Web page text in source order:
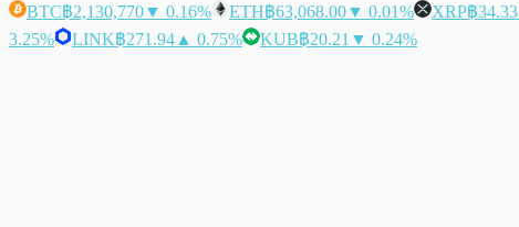
BTC฿2,130,770▼ 0.16% ETH฿63,068.00▼ 0.01% XRP฿34.33
3.25%
LINK฿271.94 ▲ 0.75% KUB฿20.21 ▼ 0.24%